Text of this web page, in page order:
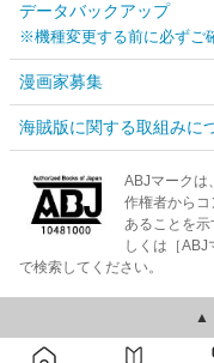
データバックアップ
※機種変更する前に必ずご
漫画家募集
海賊版に関する取組みに
ABJマークは
作権者から
あることを
しくは［ABJ
で検索してください。
▲